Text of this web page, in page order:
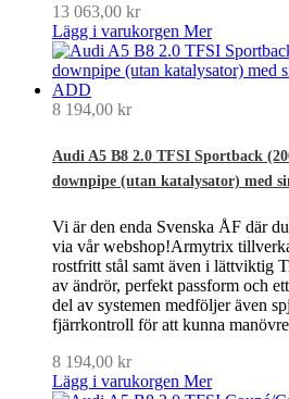
13 063,00 kr
Lägg i varukorgen Mer
8 194,00 kr
Audi A5 B8 2.0 TFSI Sportback
downpipe (utan katalysator) med
Vi är den enda Svenska ÅF där
via vår webshop!Armytrix
rostfritt stål samt även i lättviktig
av ändrör, perfekt passform och
del av systemen medföljer även
fjärrkontroll för att kunna
8 194,00 kr
Lägg i varukorgen Mer